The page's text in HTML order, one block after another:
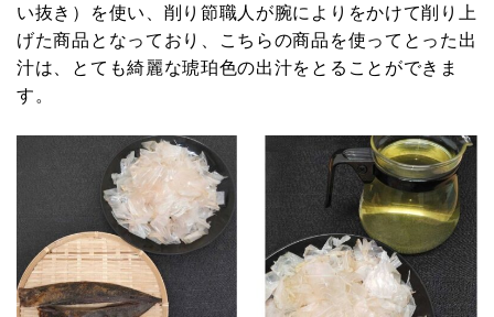
い抜き）を使い、削り節職人が腕によりをかけて削り上
げた商品となっており、こちらの商品を使ってとった出
汁は、とても綺麗な琥珀色の出汁をとることができま
す。